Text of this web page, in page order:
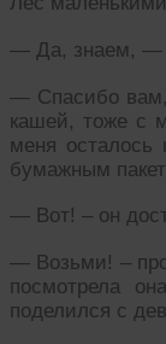
— Да, знаем, —
— Спасибо
кашей, тоже с
меня
бумажным
— Вот! – он
— Возьми! –
посмотрела
поделился с